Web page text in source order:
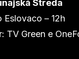
Streda
Eslovaco – 12h
TV Green e